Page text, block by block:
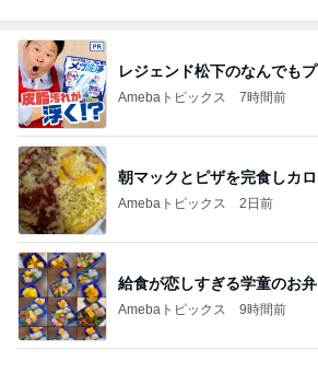
四苦八苦し後一息まできた
Amebaトピックス 17時間前